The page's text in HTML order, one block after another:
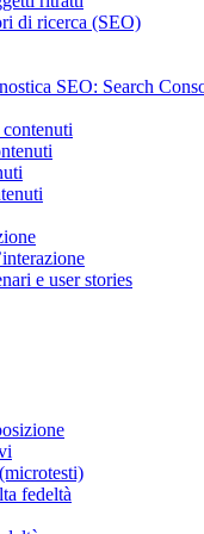
di ricerca (SEO)
SEO: Search
e user stories
fedeltà